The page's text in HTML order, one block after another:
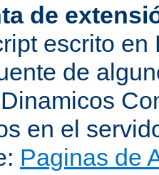
de
escrito
de
en el
Paginas de